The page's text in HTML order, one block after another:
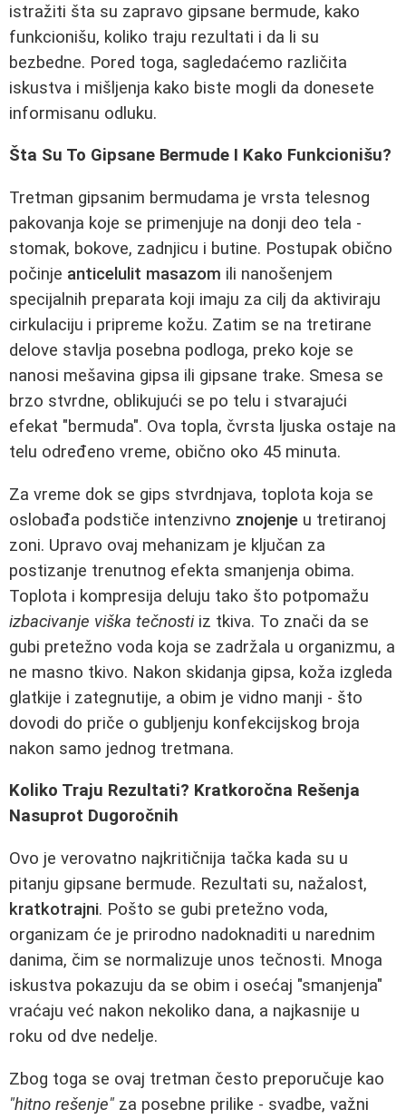
istražiti šta su zapravo gipsane bermude, kako
funkcionišu, koliko traju rezultati i da li su
bezbedne. Pored toga, sagledaćemo različita
iskustva i mišljenja kako biste mogli da donesete
informisanu odluku.
Šta Su To Gipsane Bermude I Kako Funkcionišu?
Tretman gipsanim bermudama je vrsta telesnog
pakovanja koje se primenjuje na donji deo tela -
stomak, bokove, zadnjicu i butine. Postupak obično
počinje anticelulit masazom ili nanošenjem
specijalnih preparata koji imaju za cilj da aktiviraju
cirkulaciju i pripreme kožu. Zatim se na tretirane
delove stavlja posebna podloga, preko koje se
nanosi mešavina gipsa ili gipsane trake. Smesa se
brzo stvrdne, oblikujući se po telu i stvarajući
efekat "bermuda". Ova topla, čvrsta ljuska ostaje na
telu određeno vreme, obično oko 45 minuta.
Za vreme dok se gips stvrdnjava, toplota koja se
oslobađa podstiče intenzivno znojenje u tretiranoj
zoni. Upravo ovaj mehanizam je ključan za
postizanje trenutnog efekta smanjenja obima.
Toplota i kompresija deluju tako što potpomažu
izbacivanje viška tečnostiiz tkiva. To znači da se
gubi pretežno voda koja se zadržala u organizmu, a
ne masno tkivo. Nakon skidanja gipsa, koža izgleda
glatkije i zategnutije, a obim je vidno manji - što
dovodi do priče o gubljenju konfekcijskog broja
nakon samo jednog tretmana.
Koliko Traju Rezultati? Kratkoročna Rešenja
Nasuprot Dugoročnih
Ovo je verovatno najkritičnija tačka kada su u
pitanju gipsane bermude. Rezultati su, nažalost,
kratkotrajni. Pošto se gubi pretežno voda,
organizam će je prirodno nadoknaditi u narednim
danima, čim se normalizuje unos tečnosti. Mnoga
iskustva pokazuju da se obim i osećaj "smanjenja"
vraćaju već nakon nekoliko dana, a najkasnije u
roku od dve nedelje.
Zbog toga se ovaj tretman često preporučuje kao
"hitno rešenje" za posebne prilike - svadbe, važni